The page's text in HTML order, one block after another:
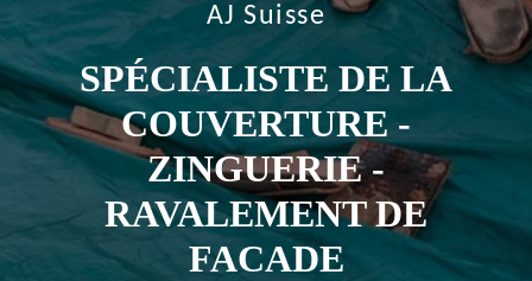
AJ Suisse
SPÉCIALISTE DE LA
COUVERTURE -
ZINGUERIE -
RAVALEMENT DE
FACADE